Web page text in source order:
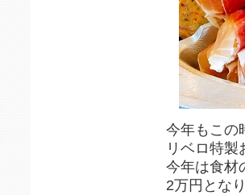
今年もこの
リベロ特製
今年は食材
2万円とな